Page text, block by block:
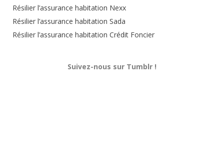
Résilier l’assurance habitation Nexx
Résilier l’assurance habitation Sada
Résilier l’assurance habitation Crédit Foncier
Suivez-nous sur Tumblr !